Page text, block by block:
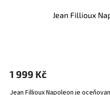
Jean Fillioux
1 999 Kč
Jean Fillioux Napoleon je